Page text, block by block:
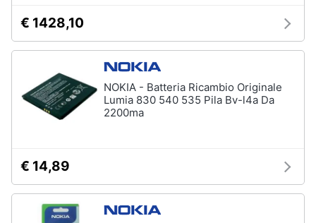
€ 1428,10
NOKIA - Batteria Ricambio Originale
Lumia 830 540 535 Pila Bv-l4a Da
2200ma
€ 14,89